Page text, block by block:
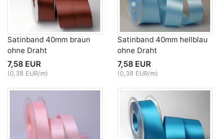
Satinband 40mm braun
ohne Draht
7,58 EUR
(0,38 EUR/m)
Satinband 40mm hellblau
ohne Draht
7,58 EUR
(0,38 EUR/m)